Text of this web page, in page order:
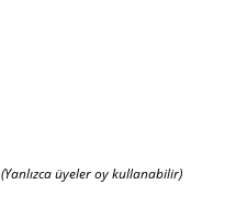
(Yanlızca üyeler oy kullanabilir)